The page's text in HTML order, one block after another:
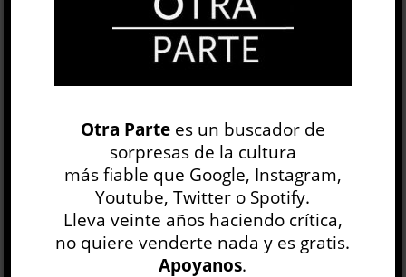
hasta el borde: bordes del psiquismo, bordes de
los cuerpos, ahí donde la palabra pudor suena
Una conversación prolongada al infinito
Jaquelina Miranda
LITERATURA ARGENTINA
Julieta Yelin
30 JUL
Una nena salva a su hermano menor con la
Otra Partees un buscador de
sorpresas de la cultura
más fiable que Google, Instagram,
Youtube, Twitter o Spotify.
Lleva veinte años haciendo crítica,
no quiere venderte nada y es gratis.
Apoyanos.